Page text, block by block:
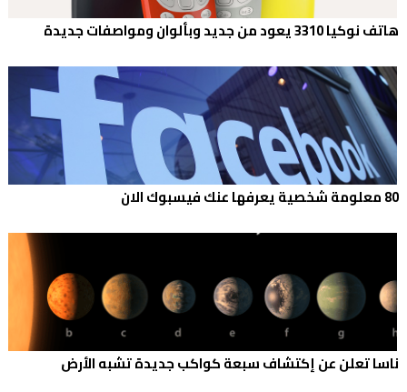
هاتف نوكيا 3310 يعود من جديد وبألوان ومواصفات جديدة
80 معلومة شخصية يعرفها عنك فيسبوك الان
ناسا تعلن عن إكتشاف سبعة كواكب جديدة تشبه الأرض